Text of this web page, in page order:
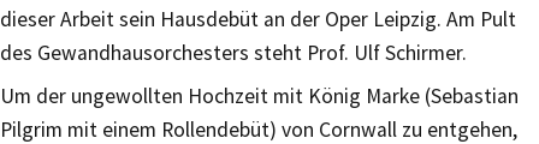
dieser Arbeit sein Hausdebüt an der Oper Leipzig. Am Pult
des Gewandhausorchesters steht Prof. Ulf Schirmer.
Um der ungewollten Hochzeit mit König Marke (Sebastian
Pilgrim mit einem Rollendebüt) von Cornwall zu entgehen,